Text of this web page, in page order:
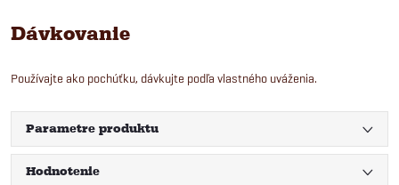
Dávkovanie
Používajte ako pochúťku, dávkujte podľa vlastného uváženia.
Parametre produktu
Hodnotenie